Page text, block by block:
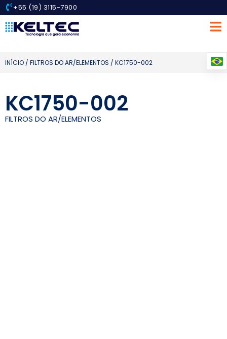
+55 (19) 3115-7900
INÍCIO / FILTROS DO AR/ELEMENTOS / KC1750-002
KC1750-002
FILTROS DO AR/ELEMENTOS